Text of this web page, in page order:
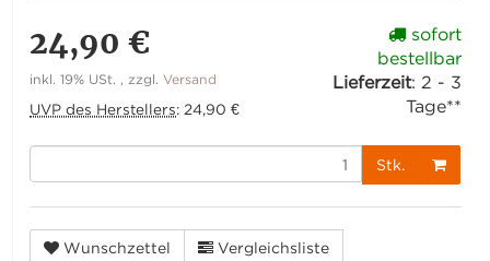
24,90 €
inkl. 19% USt. , zzgl.Versand
UVP des Herstellers: 24,90 €
sofort
bestellbar
Lieferzeit: 2 - 3
Tage**
Stk.
Wunschzettel Vergleichsliste